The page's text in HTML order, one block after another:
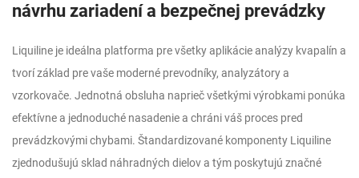
návrhu zariadení a bezpečnej prevádzky
Liquiline je ideálna platforma pre všetky aplikácie analýzy kvapalín a
tvorí základ pre vaše moderné prevodníky, analyzátory a
vzorkovače. Jednotná obsluha naprieč všetkými výrobkami ponúka
efektívne a jednoduché nasadenie a chráni váš proces pred
prevádzkovými chybami. Štandardizované komponenty Liquiline
zjednodušujú sklad náhradných dielov a tým poskytujú značné